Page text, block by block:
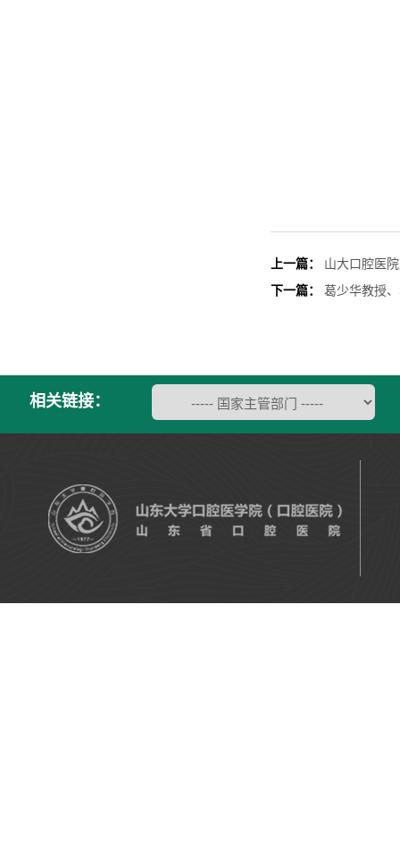
上一篇：
山大口腔医
下一篇：
葛少华教授
相关链接：